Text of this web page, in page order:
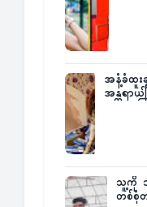
အနံ့ခံထူ
အန္တရာယ်
သူ့ကို
တစ်စုံ